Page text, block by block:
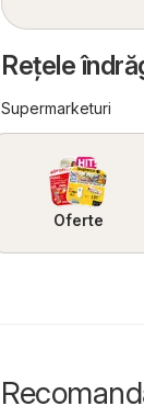
Reţele
Supermarketuri
Oferte